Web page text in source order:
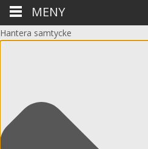
Hantera samtycke
MENY